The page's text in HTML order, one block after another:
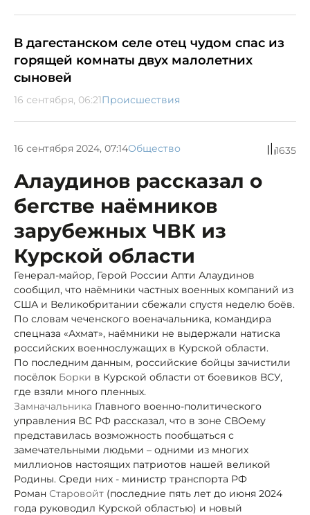
В дагестанском селе отец чудом спас из
горящей комнаты двух малолетних
сыновей
16 сентября, 06:21Происшествия
16 сентября 2024, 07:14Общество 1635
Алаудинов рассказал о
бегстве наёмников
зарубежных ЧВК из
Курской области
Генерал-майор, Герой России Апти Алаудинов
сообщил, что наёмники частных военных компаний из
США и Великобритании сбежали спустя неделю боёв.
По словам чеченского военачальника, командира
спецназа «Ахмат», наёмники не выдержали натиска
российских военнослужащих в Курской области.
По последним данным, российские бойцы зачистили
посёлок Борки в Курской области от боевиков ВСУ,
где взяли много пленных.
Замначальника Главного военно-политического
управления ВС РФ рассказал, что в зоне СВОему
представилась возможность пообщаться с
замечательными людьми – одними из многих
миллионов настоящих патриотов нашей великой
Родины. Среди них - министр транспорта РФ
Роман Старовойт (последние пять лет до июня 2024
года руководил Курской областью) и новый